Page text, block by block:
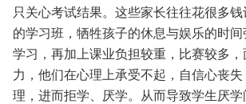
只关心考试结果。这些家长往往花很多
的学习班，牺牲孩子的休息与娱乐的时
学习，再加上课业负担较重，比赛较多
力，他们在心理上承受不起，自信心丧
理，进而拒学、厌学。从而导致学生厌学